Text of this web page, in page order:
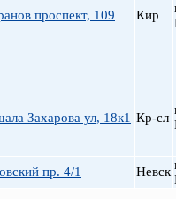
проспект, 109 Кир
Захарова ул, 18к1 Кр-сл
пр. 4/1 Невск